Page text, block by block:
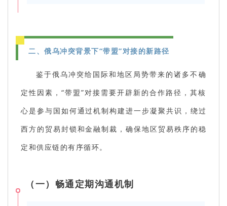
二、俄乌冲突背景下“带盟”对接的新路径
鉴于俄乌冲突给国际和地区局势带来的诸多不确
定性因素，“带盟”对接需要开辟新的合作路径，其核
心是参与国如何通过机制构建进一步凝聚共识，绕过
西方的贸易封锁和金融制裁，确保地区贸易秩序的稳
定和供应链的有序循环。
（一）畅通定期沟通机制